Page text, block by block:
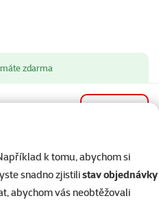
k tomu, abychom si
snadno zjistilistav objednávky
abychom vás neobtěžovali
zdarma
produkty
3ks